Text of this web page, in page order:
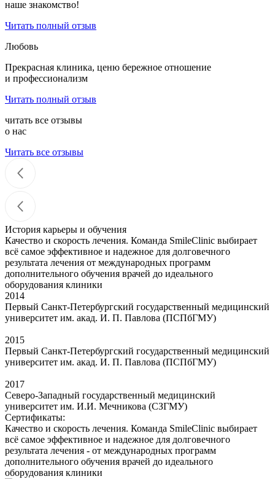
наше знакомство!
Читать полный отзыв
Любовь
Прекрасная клиника, ценю бережное отношение
и профессионализм
Читать полный отзыв
читать все отзывы
о нас
Читать все отзывы
История карьеры и обучения
Качество и скорость лечения. Команда SmileClinic выбирает
всё самое эффективное и надежное для долговечного
результата лечения от международных программ
дополнительного обучения врачей до идеального
оборудования клиники
2014
Первый Санкт-Петербургский государственный медицинский
университет им. акад. И. П. Павлова (ПСПбГМУ)
2015
Первый Санкт-Петербургский государственный медицинский
университет им. акад. И. П. Павлова (ПСПбГМУ)
2017
Северо-Западный государственный медицинский
университет им. И.И. Мечникова (СЗГМУ)
Сертификаты:
Качество и скорость лечения. Команда SmileClinic выбирает
всё самое эффективное и надежное для долговечного
результата лечения - от международных программ
дополнительного обучения врачей до идеального
оборудования клиники